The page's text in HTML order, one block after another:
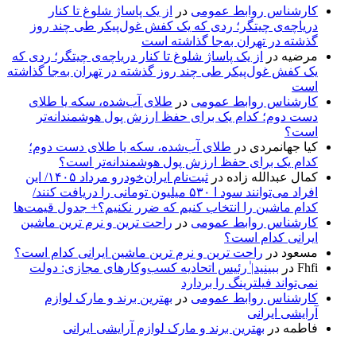
کارشناس روابط عمومی در
از یک پاساژ شلوغ تا کنار
دریاچه‌ی چیتگر؛ ردی که یک کفش غول‌پیکر طی چند روز
گذشته در تهران به‌جا گذاشته است
مرضیه در
از یک پاساژ شلوغ تا کنار دریاچه‌ی چیتگر؛ ردی که
یک کفش غول‌پیکر طی چند روز گذشته در تهران به‌جا گذاشته
است
کارشناس روابط عمومی در طلای آب‌شده، سکه یا طلای
دست دوم؛ کدام یک برای حفظ ارزش پول هوشمندانه‌تر
است؟
کیا جهانمردی در طلای آب‌شده، سکه یا طلای دست دوم؛
کدام یک برای حفظ ارزش پول هوشمندانه‌تر است؟
کمال عبدالله زاده در
ثبت‌نام ایران‌خودرو مرداد ۱۴۰۵/ این
افراد می‌توانند سود ا ۵۳۰ میلیون تومانی را دریافت کنند/
کدام ماشین را انتخاب کنیم که ضرر نکنیم؟+ جدول قیمت‌ها
کارشناس روابط عمومی در راحت ترین و نرم ترین ماشین
ایرانی کدام است؟
مسعود در راحت ترین و نرم ترین ماشین ایرانی کدام است؟
Fhfi در ببینید| ٰرئیس اتحادیه کسب‌وکارهای مجازی: دولت
نمی‌تواند فیلترینگ را بردارد
کارشناس روابط عمومی در بهترین برند و مارک لوازم
آرایشی ایرانی
فاطمه در بهترین برند و مارک لوازم آرایشی ایرانی